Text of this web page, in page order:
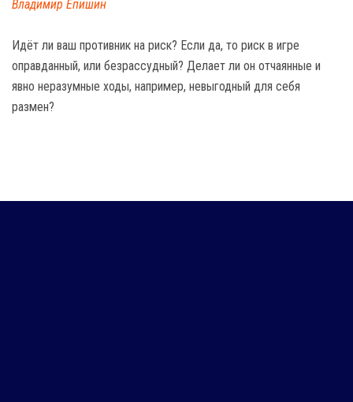
Владимир Епишин
Идёт ли ваш противник на риск? Если да, то риск в игре
оправданный, или безрассудный? Делает ли он отчаянные и
явно неразумные ходы, например, невыгодный для себя
размен?